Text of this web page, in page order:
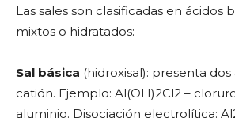
Las sales son clasificadas en ácidos
mixtos o hidratados:
Sal básica (hidroxisal): presenta
catión. Ejemplo: Al(OH)2Cl2 –
aluminio. Disociación electrolítica: